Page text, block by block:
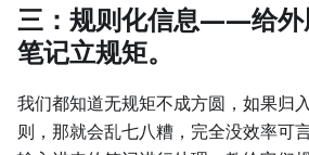
三：规则化信息——给外
笔记立规矩。
我们都知道无规矩不成方圆，如果归
则，那就会乱七八糟，完全没效率可